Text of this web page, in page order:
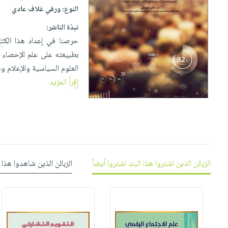
إختياراتنا
كتب
أكاديمية
صندوق
القراءة
English
books
iKitab
بلا
حدود
أسئلة
يتكرر
طرحها
Android
تحميل
iKitab
على
أسئلة
يتكرر
طرحها
تحميل
masmu3
على
Android
Apple
المواضيع
الأكثر
مبيعاً
إختياراتنا
وسائل
تعليمية
تعليمية
الصحة
والعناية
الشخصية
جديد
الكل
الشخصية
العناية
وتصفيف
الشعر
بالجسم
جديد
الكل
أدوات
أقسام
النوع:ورقي غلاف عادي
نبذة الناشر:
حرصنا في إعداد هذا
بطبيعته على علم
العلوم السياسية
إقرأ المزيد
الزبائن الذين اشتروا هذا البند اشتروا أيضاً الزبائن الذين شاهدوا